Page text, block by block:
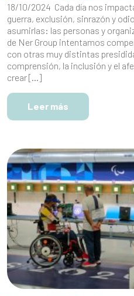
18/10/2024 Cada día nos
guerra, exclusión, sinrazón y
asumirlas: las personas y
de Ner Group intentamos
con otras muy distintas
comprensión, la inclusión y el
crear […]
Leer más